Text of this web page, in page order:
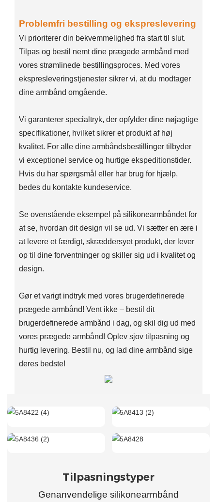
Problemfri bestilling og ekspreslevering
Vi prioriterer din bekvemmelighed fra start til slut.
Tilpas og bestil nemt dine prægede armbånd med
vores strømlinede bestillingsproces. Med vores
ekspresleveringstjenester sikrer vi, at du modtager
dine armbånd omgående.
Vi garanterer specialtryk, der opfylder dine nøjagtige
specifikationer, hvilket sikrer et produkt af høj
kvalitet. For alle dine armbåndsbestillinger tilbyder
vi exceptionel service og hurtige ekspeditionstider.
Hvis du har spørgsmål eller har brug for hjælp,
bedes du kontakte kundeservice.
Se ovenstående eksempel på silikonearmbåndet for
at se, hvordan dit design vil se ud. Vi sætter en ære i
at levere et færdigt, skræddersyet produkt, der lever
op til dine forventninger og skiller sig ud i kvalitet og
design.
Gør et varigt indtryk med vores brugerdefinerede
prægede armbånd! Vent ikke – bestil dit
brugerdefinerede armbånd i dag, og skil dig ud med
vores prægede armbånd! Oplev sjov tilpasning og
hurtig levering. Bestil nu, og lad dine armbånd sige
deres bedste!
Tilpasningstyper
Genanvendelige silikonearmbånd